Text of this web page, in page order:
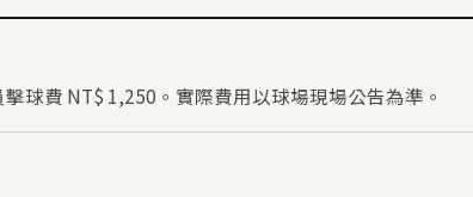
球費 NT$ 1,250。實際費用以球場現場公告為準。